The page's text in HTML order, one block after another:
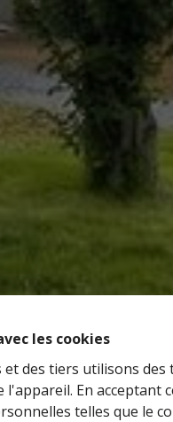
les cookies
des tiers utilisons des
En acceptant
telles que le